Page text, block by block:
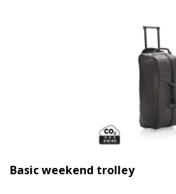
Basic weekend trolley